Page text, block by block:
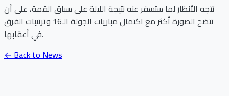
تتجه الأنظار لما ستسفر عنه نتيجة الليلة على سباق القمة، على أن
تتضح الصورة أكثر مع اكتمال مباريات الجولة الـ16 وترتيبات الفرق
في أعقابها.
← Back to News